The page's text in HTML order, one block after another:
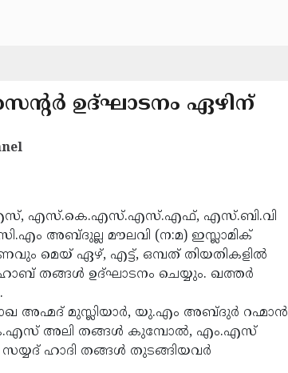
ഉദ്ഘാടനം ഏഴിന്
എസ്.കെ.എസ്.എസ്.എഫ്, എസ്.ബി.വി
അബ്ദുല്ല മൗലവി (ന:മ) ഇസ്ലാമിക്
മെയ് ഏഴ്, എട്ട്, ഒമ്പത് തിയതികളില്‍
തങ്ങള്‍ ഉദ്ഘാടനം ചെയ്യും. ഖത്തര്‍
അഹ്മദ് മുസ്ലിയാര്‍, യു.എം അബ്ദുര്‍ റഹ്മാന്‍
അലി തങ്ങള്‍ കുമ്പോല്‍, എം.എസ്
ഹാദി തങ്ങള്‍ തുടങ്ങിയവര്‍